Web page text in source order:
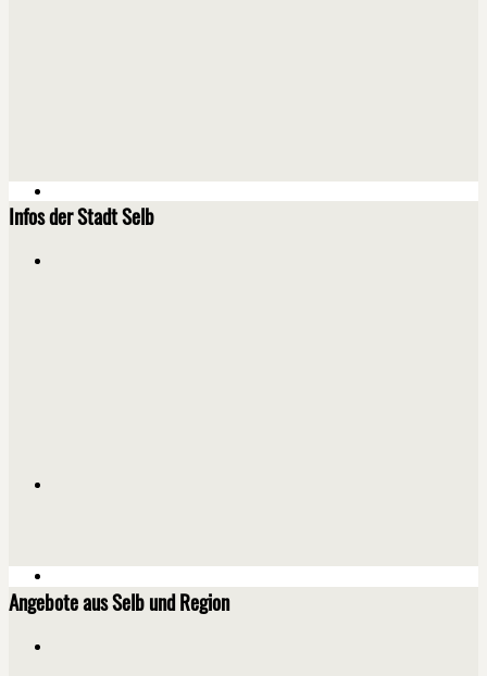
Infos der Stadt Selb
Angebote aus Selb und Region